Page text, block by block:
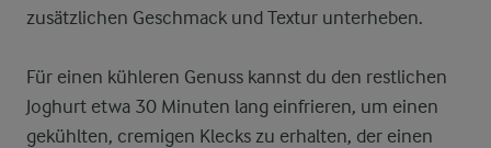
zusätzlichen Geschmack und Textur unterheben.
Für einen kühleren Genuss kannst du den restlichen
Joghurt etwa 30 Minuten lang einfrieren, um einen
gekühlten, cremigen Klecks zu erhalten, der einen